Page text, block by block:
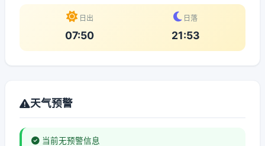
日出
07:50
日落
21:53
天气预警
当前无预警信息